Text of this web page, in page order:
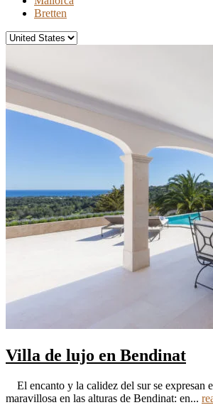
Bretten
Villa de lujo en Bendinat
El encanto y la calidez del sur se expresan
maravillosa en las alturas de Bendinat: en...